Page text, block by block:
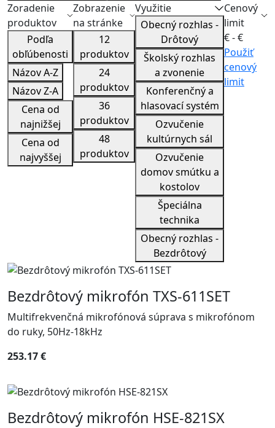
Zoradenie
produktov
Podľa
obľúbenosti
Názov A-Z
Názov Z-A
Cena od
najnižšej
Cena od
najvyššej
Zobrazenie
na stránke
12
produktov
24
produktov
36
produktov
48
produktov
Využitie
Obecný rozhlas -
Drôtový
Školský rozhlas
a zvonenie
Konferenčný a
hlasovací systém
Ozvučenie
kultúrnych sál
Ozvučenie
domov smútku a
kostolov
Špeciálna
technika
Obecný rozhlas -
Bezdrôtový
Cenový
limit
€ -€
Použiť
cenový
limit
Bezdrôtový mikrofón TXS-611SET
Multifrekvenčná mikrofónová súprava s mikrofónom
do ruky, 50Hz-18kHz
253.17 €
Bezdrôtový mikrofón HSE-821SX